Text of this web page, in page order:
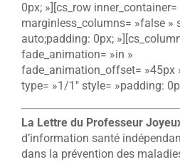
0px; »][cs_row inner_container=
marginless_columns= »false »
auto;padding: 0px;
fade_animation= »in »
fade_animation_offset= »45px
type= »1/1″ style= »padding:
La Lettre du Professeur
d’information santé
dans la prévention des